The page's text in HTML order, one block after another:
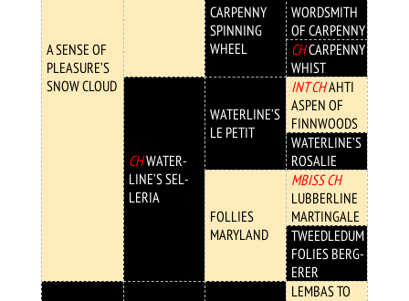
A SENSE OF
PLEA­SURE’S
SNOW CLOUD
CAR­PENNY
SPIN­NING
WHEEL
WORD­SMITH
OF CAR­PENNY
CHCAR­PENNY
WHIST
CHWATER­
LINE’S SEL­
LERIA
WATER­LINE’S
LE PETIT
INT CHAHTI
ASPEN OF
FINN­WOODS
WATER­LINE’S
ROSA­LIE
FOLL­IES
MARY­LAND
MBISS CH
LUBBER­LINE
MARTIN­GALE
TWEED­LEDUM
FOLIES BERG­
ERER
LEMBAS TO